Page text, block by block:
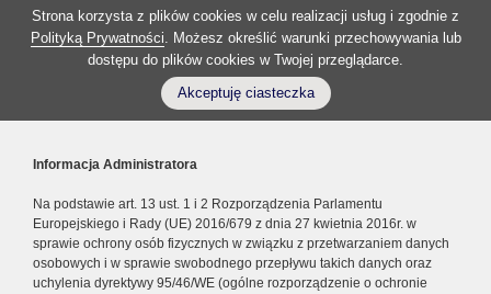
Strona korzysta z plików cookies w celu realizacji usług i zgodnie z
Polityką Prywatności. Możesz określić warunki przechowywania lub
dostępu do plików cookies w Twojej przeglądarce.
Akceptuję ciasteczka
Informacja Administratora
Na podstawie art. 13 ust. 1 i 2 Rozporządzenia Parlamentu
Europejskiego i Rady (UE) 2016/679 z dnia 27 kwietnia 2016r. w
sprawie ochrony osób fizycznych w związku z przetwarzaniem danych
osobowych i w sprawie swobodnego przepływu takich danych oraz
uchylenia dyrektywy 95/46/WE (ogólne rozporządzenie o ochronie